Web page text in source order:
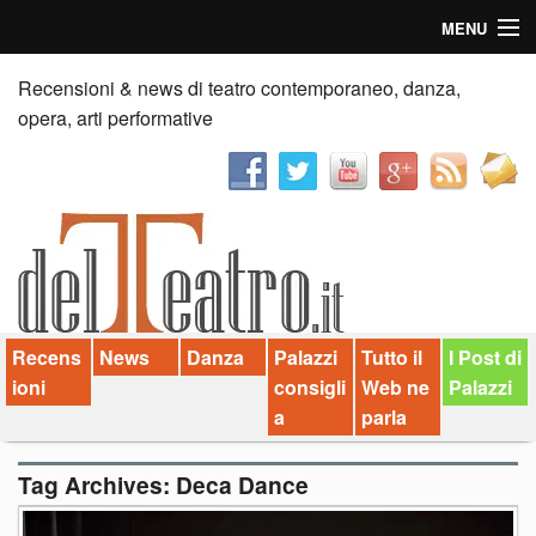
MENU
Home
Recensioni
News
Palazzi consiglia
Video
Chi siamo
Contatti
dT in English
Recensioni & news di teatro contemporaneo, danza,
opera, arti performative
Recens
ioni
News Danza
Palazzi
consigli
a
Tutto il
Web ne
parla
I Post di
Palazzi
Tag Archives: Deca Dance